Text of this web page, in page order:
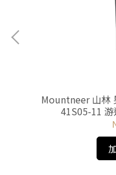
Mountneer 山林
41S05-11